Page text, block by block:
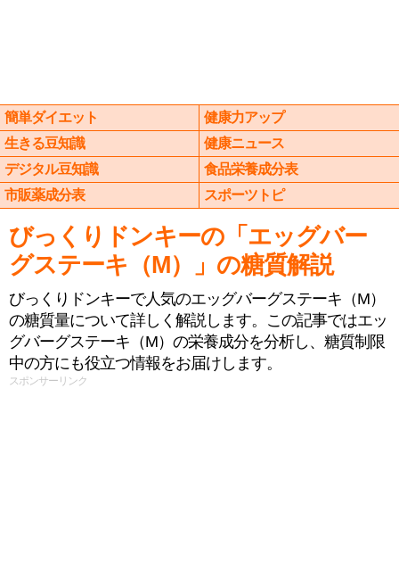
簡単ダイエット
健康力アップ
生きる豆知識
健康ニュース
デジタル豆知識
食品栄養成分表
市販薬成分表
スポーツトピ
びっくりドンキーの「エッグバー
グステーキ（M）」の糖質解説
びっくりドンキーで人気のエッグバーグステーキ（M）
の糖質量について詳しく解説します。この記事ではエッ
グバーグステーキ（M）の栄養成分を分析し、糖質制限
中の方にも役立つ情報をお届けします。
スポンサーリンク